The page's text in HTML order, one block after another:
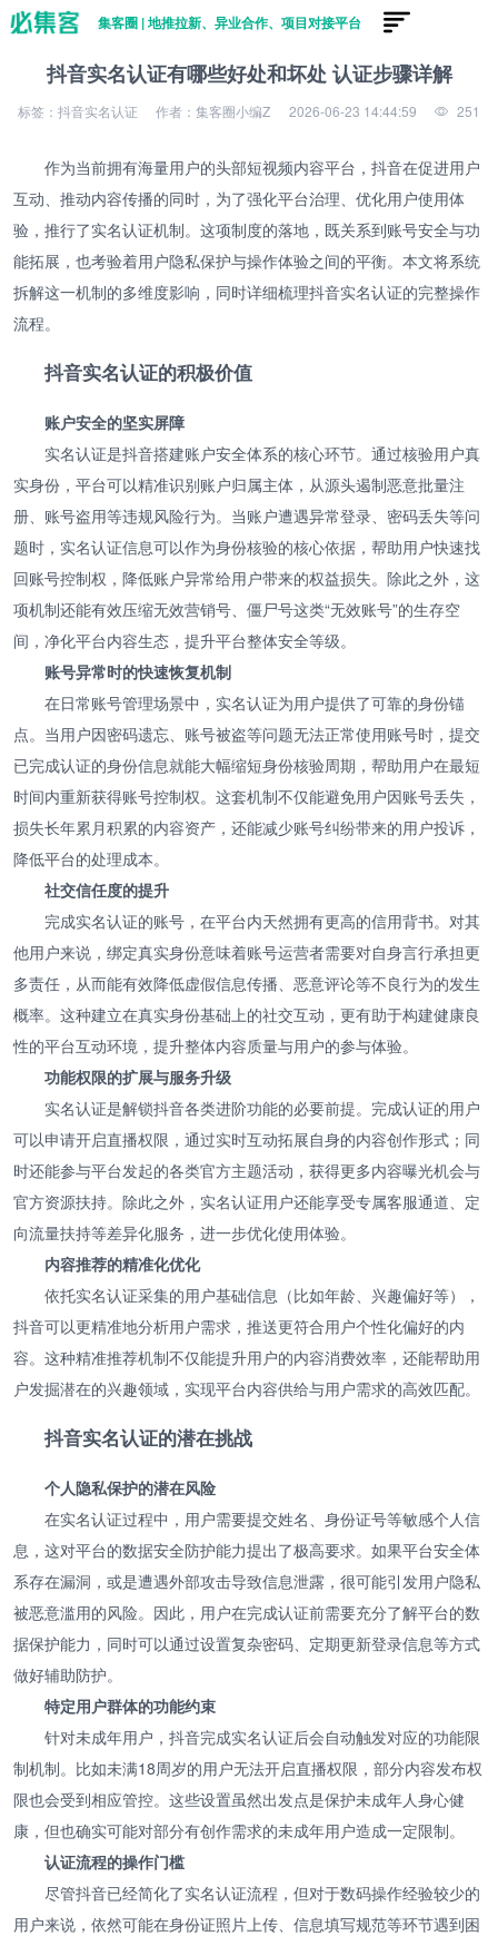
集客圈 | 地推拉新、异业合作、项目对接平台
抖音实名认证有哪些好处和坏处 认证步骤详解
标签：抖音实名认证 作者：集客圈小编Z 2026-06-23 14:44:59 251
作为当前拥有海量用户的头部短视频内容平台，抖音在促进用户
互动、推动内容传播的同时，为了强化平台治理、优化用户使用体
验，推行了实名认证机制。这项制度的落地，既关系到账号安全与功
能拓展，也考验着用户隐私保护与操作体验之间的平衡。本文将系统
拆解这一机制的多维度影响，同时详细梳理抖音实名认证的完整操作
流程。
抖音实名认证的积极价值
账户安全的坚实屏障
实名认证是抖音搭建账户安全体系的核心环节。通过核验用户真
实身份，平台可以精准识别账户归属主体，从源头遏制恶意批量注
册、账号盗用等违规风险行为。当账户遭遇异常登录、密码丢失等问
题时，实名认证信息可以作为身份核验的核心依据，帮助用户快速找
回账号控制权，降低账户异常给用户带来的权益损失。除此之外，这
项机制还能有效压缩无效营销号、僵尸号这类“无效账号”的生存空
间，净化平台内容生态，提升平台整体安全等级。
账号异常时的快速恢复机制
在日常账号管理场景中，实名认证为用户提供了可靠的身份锚
点。当用户因密码遗忘、账号被盗等问题无法正常使用账号时，提交
已完成认证的身份信息就能大幅缩短身份核验周期，帮助用户在最短
时间内重新获得账号控制权。这套机制不仅能避免用户因账号丢失，
损失长年累月积累的内容资产，还能减少账号纠纷带来的用户投诉，
降低平台的处理成本。
社交信任度的提升
完成实名认证的账号，在平台内天然拥有更高的信用背书。对其
他用户来说，绑定真实身份意味着账号运营者需要对自身言行承担更
多责任，从而能有效降低虚假信息传播、恶意评论等不良行为的发生
概率。这种建立在真实身份基础上的社交互动，更有助于构建健康良
性的平台互动环境，提升整体内容质量与用户的参与体验。
功能权限的扩展与服务升级
实名认证是解锁抖音各类进阶功能的必要前提。完成认证的用户
可以申请开启直播权限，通过实时互动拓展自身的内容创作形式；同
时还能参与平台发起的各类官方主题活动，获得更多内容曝光机会与
官方资源扶持。除此之外，实名认证用户还能享受专属客服通道、定
向流量扶持等差异化服务，进一步优化使用体验。
内容推荐的精准化优化
依托实名认证采集的用户基础信息（比如年龄、兴趣偏好等），
抖音可以更精准地分析用户需求，推送更符合用户个性化偏好的内
容。这种精准推荐机制不仅能提升用户的内容消费效率，还能帮助用
户发掘潜在的兴趣领域，实现平台内容供给与用户需求的高效匹配。
抖音实名认证的潜在挑战
个人隐私保护的潜在风险
在实名认证过程中，用户需要提交姓名、身份证号等敏感个人信
息，这对平台的数据安全防护能力提出了极高要求。如果平台安全体
系存在漏洞，或是遭遇外部攻击导致信息泄露，很可能引发用户隐私
被恶意滥用的风险。因此，用户在完成认证前需要充分了解平台的数
据保护能力，同时可以通过设置复杂密码、定期更新登录信息等方式
做好辅助防护。
特定用户群体的功能约束
针对未成年用户，抖音完成实名认证后会自动触发对应的功能限
制机制。比如未满18周岁的用户无法开启直播权限，部分内容发布权
限也会受到相应管控。这些设置虽然出发点是保护未成年人身心健
康，但也确实可能对部分有创作需求的未成年用户造成一定限制。
认证流程的操作门槛
尽管抖音已经简化了实名认证流程，但对于数码操作经验较少的
用户来说，依然可能在身份证照片上传、信息填写规范等环节遇到困